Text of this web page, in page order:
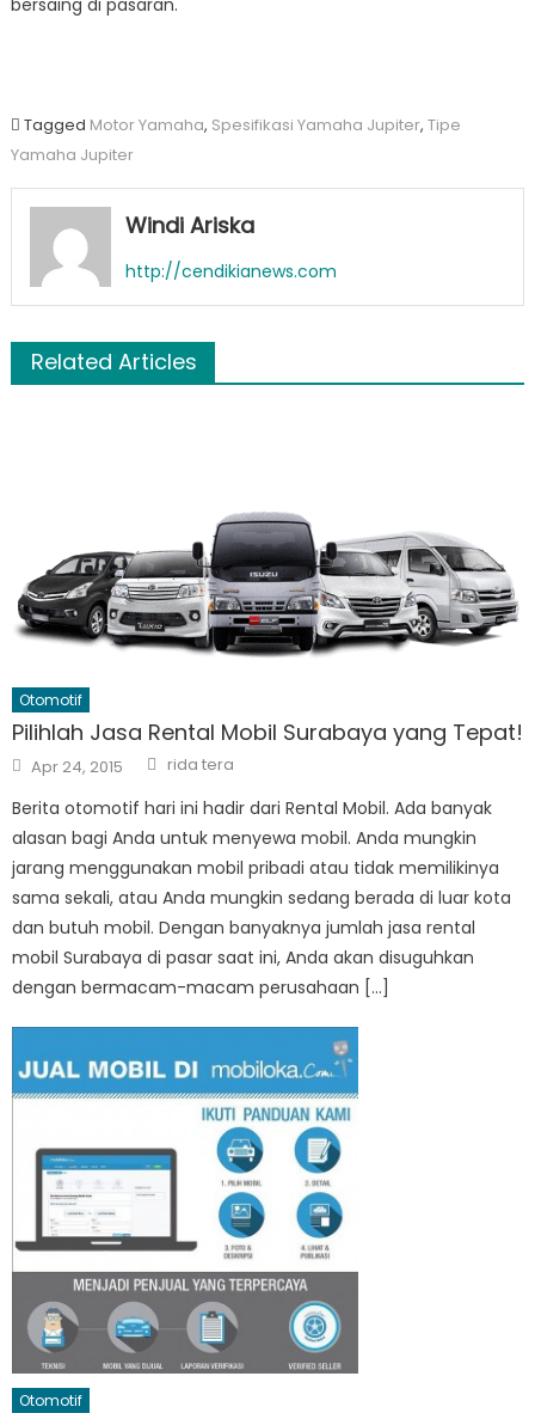
Tagged Motor Yamaha, Spesifikasi Yamaha Jupiter, Tipe
Yamaha Jupiter
Windi Ariska
http://cendikianews.com
Related Articles
Otomotif
Pilihlah Jasa Rental Mobil Surabaya yang Tepat!
Posted
on
Apr 24, 2015 Author
rida tera
Berita otomotif hari ini hadir dari Rental Mobil. Ada banyak
alasan bagi Anda untuk menyewa mobil. Anda mungkin
jarang menggunakan mobil pribadi atau tidak memilikinya
sama sekali, atau Anda mungkin sedang berada di luar kota
dan butuh mobil. Dengan banyaknya jumlah jasa rental
mobil Surabaya di pasar saat ini, Anda akan disuguhkan
dengan bermacam-macam perusahaan […]
Otomotif